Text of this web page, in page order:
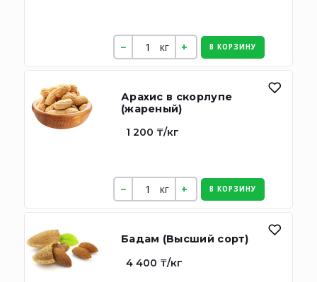
кг В КОРЗИНУ
Арахис в скорлупе
(жареный)
1 200 ₸/кг
кг В КОРЗИНУ
Бадам (Высший сорт)
4 400 ₸/кг